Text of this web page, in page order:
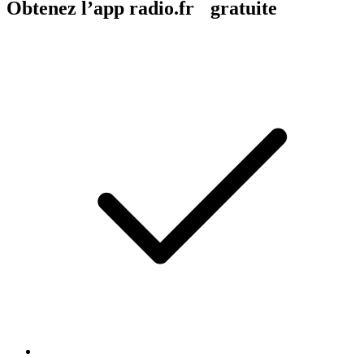
Obtenez l’app radio.fr gratuite